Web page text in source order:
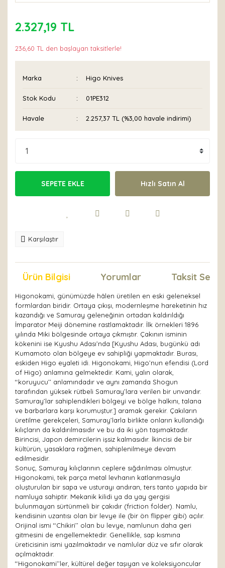
2.327,19 TL
236,60 TL den başlayan taksitlerle!
Marka Higo Knives
Stok Kodu 01PE312
Havale 2.257,37 TL (%3,00 havale indirimi)
SEPETE EKLE Hızlı Satın Al
Karşılaştır
Ürün Bilgisi Yorumlar Taksit
Higonokami, günümüzde hâlen üretilen en eski geleneksel
formlardan biridir. Ortaya çıkışı, modernleşme hareketinin hız
kazandığı ve Samuray geleneğinin ortadan kaldırıldığı
İmparator Meiji dönemine rastlamaktadır. İlk örnekleri 1896
yılında Miki bölgesinde ortaya çıkmıştır. Çakının isminin
kökenini ise Kyushu Adası’nda [Kyushu Adası, bugünkü adı
Kumamoto olan bölgeye ev sahipliği yapmaktadır. Burası,
eskiden Higo eyaleti idi. Higonokami, Higo’nun efendisi (Lord
of Higo) anlamına gelmektedir. Kami, yalın olarak,
‘‘koruyucu’’ anlamındadır ve aynı zamanda Shogun
tarafından yüksek rütbeli Samuray’lara verilen bir unvandır.
Samuray’lar sahiplendikleri bölgeyi ve bölge halkını, talana
ve barbarlara karşı korumuştur.] aramak gerekir. Çakıların
üretilme gerekçeleri, Samuray’larla birlikte onların kullandığı
kılıçların da kaldırılmasıdır ve bu da iki yön taşımaktadır.
Birincisi, Japon demircilerin işsiz kalmasıdır. İkincisi de bir
kültürün, yasaklara rağmen, sahiplenilmeye devam
edilmesidir.
Sonuç, Samuray kılıçlarının ceplere sığdırılması olmuştur.
Higonokami, tek parça metal levhanın katlanmasıyla
oluşturulan bir sapa ve usturayı andıran, ters tanto yapıda bir
namluya sahiptir. Mekanik kilidi ya da yay gergisi
bulunmayan sürtünmeli bir çakıdır (friction folder). Namlu,
kendisinin uzantısı olan bir levye ile (bir ön flipper gibi) açılır.
Orijinal ismi ‘‘Chikiri’’ olan bu levye, namlunun daha geri
gitmesini de engellemektedir. Genellikle, sap kısmına
üreticisinin ismi yazılmaktadır ve namlular düz ve sıfır olarak
açılmaktadır.
‘‘Higonokami’’ler, kültürel değer taşıyan ve koleksiyoncular